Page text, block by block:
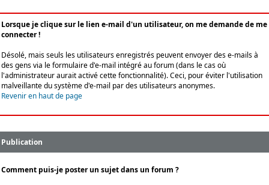
Lorsque je clique sur le lien e-mail d'un utilisateur, on me demande de me
connecter !
Désolé, mais seuls les utilisateurs enregistrés peuvent envoyer des e-mails à
des gens via le formulaire d'e-mail intégré au forum (dans le cas où
l'administrateur aurait activé cette fonctionnalité). Ceci, pour éviter l'utilisation
malveillante du système d'e-mail par des utilisateurs anonymes.
Revenir en haut de page
Publication
Comment puis-je poster un sujet dans un forum ?